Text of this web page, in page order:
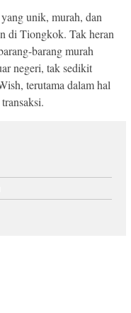
unik, murah, dan
di Tiongkok. Tak heran
barang murah
negeri, tak sedikit
terutama dalam hal